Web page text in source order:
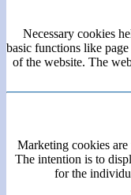
Necessary cookies
basic functions like page
of the website. The
Marketing cookies are
The intention is to
for the